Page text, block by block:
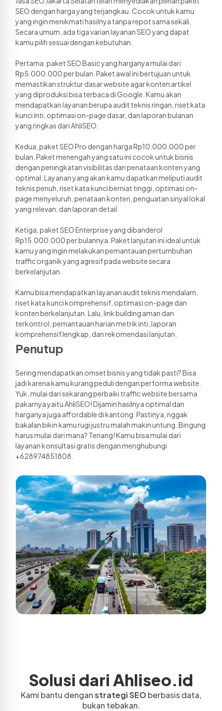
SEO dengan harga yang terjangkau. Cocok untuk kamu
yang ingin menikmati hasilnya tanpa repot sama sekali.
Secara umum, ada tiga varian layanan SEO yang dapat
kamu pilih sesuai dengan kebutuhan.
Pertama, paket SEO Basic yang harganya mulai dari
Rp5.000.000 per bulan. Paket awal ini bertujuan untuk
memastikan struktur dasar website agar konten artikel
yang diproduksi bisa terbaca di Google. Kamu akan
mendapatkan layanan berupa audit teknis ringan, riset kata
kunci inti, optimasi on-page dasar, dan laporan bulanan
yang ringkas dari AhliSEO.
Kedua, paket SEO Pro dengan harga Rp10.000.000 per
bulan. Paket menengah yang satu ini cocok untuk bisnis
dengan peningkatan visibilitas dan penataan konten yang
optimal. Layanan yang akan kamu dapatkan meliputi audit
teknis penuh, riset kata kunci berniat tinggi, optimasi on-
page menyeluruh, penataan konten, penguatan sinyal lokal
yang relevan, dan laporan detail.
Ketiga, paket SEO Enterprise yang dibanderol
Rp15.000.000 per bulannya. Paket lanjutan ini ideal untuk
kamu yang ingin melakukan pemantauan pertumbuhan
traffic organik yang agresif pada website secara
berkelanjutan.
Kamu bisa mendapatkan layanan audit teknis mendalam,
riset kata kunci komprehensif, optimasi on-page dan
konten berkelanjutan. Lalu, link building aman dan
terkontrol, pemantauan harian metrik inti, laporan
komprehensif lengkap, dan rekomendasi lanjutan.
Penutup
Sering mendapatkan omset bisnis yang tidak pasti? Bisa
jadi karena kamu kurang peduli dengan performa website.
Yuk, mulai dari sekarang perbaiki traffic website bersama
pakarnya yaitu AhliSEO! Dijamin hasilnya optimal dan
harganya juga affordable di kantong. Pastinya, nggak
bakalan bikin kamu rugi justru malah makin untung. Bingung
harus mulai dari mana? Tenang! Kamu bisa mulai dari
layanan konsultasi gratis dengan menghubungi
+628974851808.
Solusi dari Ahliseo.id
Kami bantu denganstrategi SEO berbasis data,
bukan tebakan.